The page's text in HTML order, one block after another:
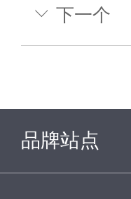
下一个
品牌站点